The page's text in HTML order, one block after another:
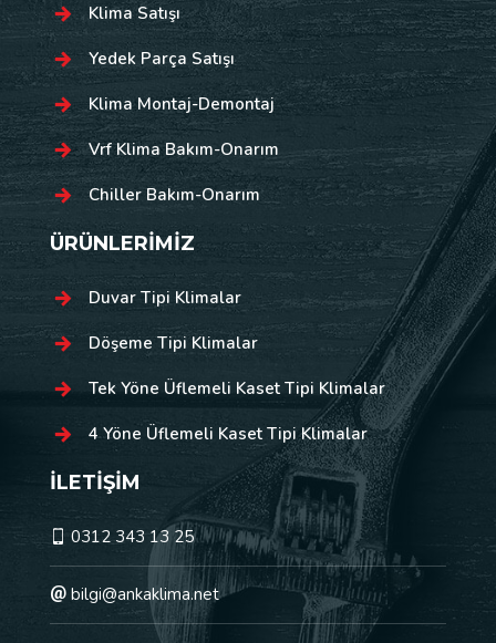
Klima Satışı
Yedek Parça Satışı
Klima Montaj-Demontaj
Vrf Klima Bakım-Onarım
Chiller Bakım-Onarım
ÜRÜNLERİMİZ
Duvar Tipi Klimalar
Döşeme Tipi Klimalar
Tek Yöne Üflemeli Kaset Tipi Klimalar
4 Yöne Üflemeli Kaset Tipi Klimalar
İLETİŞİM
0312 343 13 25
bilgi@ankaklima.net